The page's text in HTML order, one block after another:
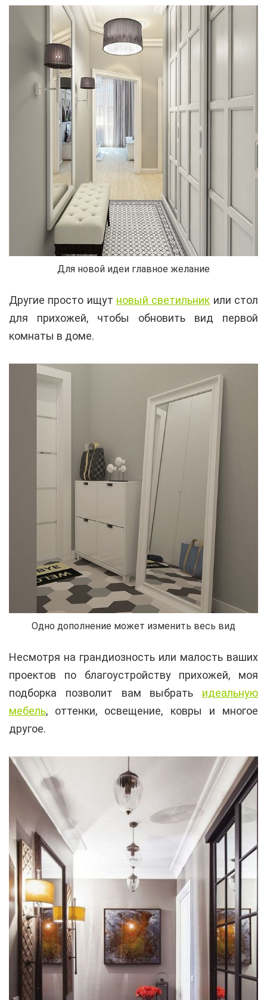
Для новой идеи главное желание
Другие просто ищут новый светильник или стол
для прихожей, чтобы обновить вид первой
комнаты в доме.
Одно дополнение может изменить весь вид
Несмотря на грандиозность или малость ваших
проектов по благоустройству прихожей, моя
подборка позволит вам выбрать идеальную
мебель, оттенки, освещение, ковры и многое
другое.